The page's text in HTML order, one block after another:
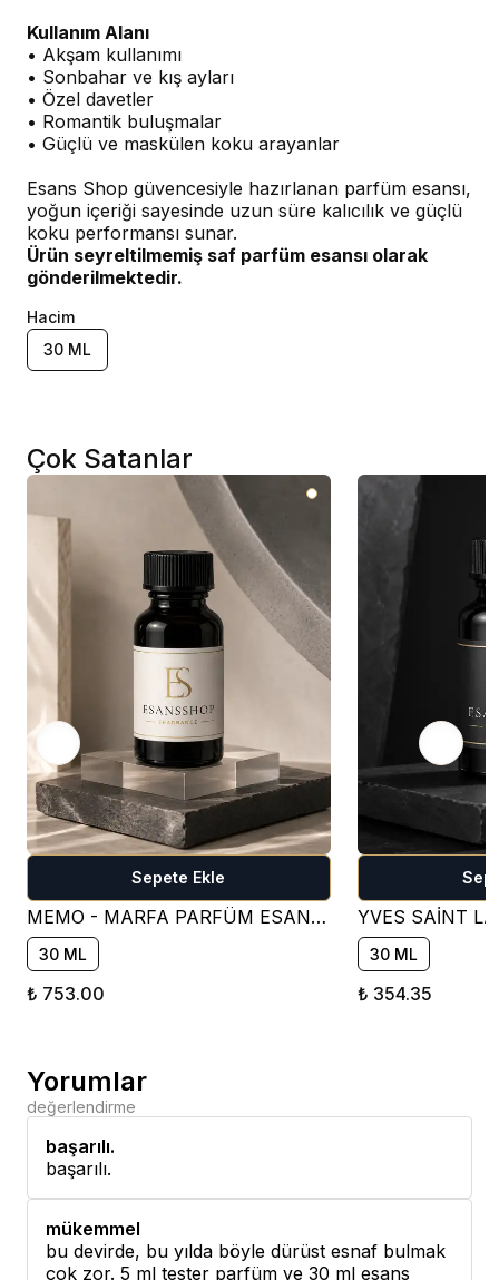
Kullanım Alanı
• Akşam kullanımı
• Sonbahar ve kış ayları
• Özel davetler
• Romantik buluşmalar
• Güçlü ve maskülen koku arayanlar
Esans Shop güvencesiyle hazırlanan parfüm esansı,
yoğun içeriği sayesinde uzun süre kalıcılık ve güçlü
koku performansı sunar.
Ürün seyreltilmemiş saf parfüm esansı olarak
gönderilmektedir.
Hacim
30 ML
Çok Satanlar
Sepete Ekle
MEMO - MARFA PARFÜM ESANSI ( ÇİÇEKSİ )
30 ML
₺ 753.00
30 ML
₺ 354.35
Yorumlar
değerlendirme
başarılı.
başarılı.
mükemmel
bu devirde, bu yılda böyle dürüst esnaf bulmak
çok zor. 5 ml tester parfüm ve 30 ml esans